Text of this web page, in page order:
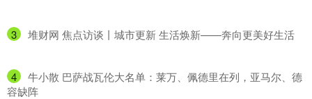
3 ​堆财网 焦点访谈丨城市更新 生活焕新——奔向更美好生活
4
​牛小散 巴萨战瓦伦大名单：莱万、佩德里在列，亚马尔、德
容缺阵